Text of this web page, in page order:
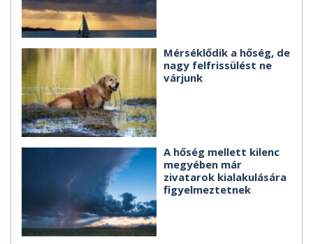
Mérséklődik a hőség, de
nagy felfrissülést ne
várjunk
A hőség mellett kilenc
megyében már
zivatarok kialakulására
figyelmeztetnek